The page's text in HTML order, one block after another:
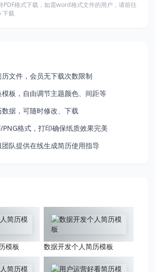
PDF格式下载，如需word格式文件的用户，请前往
下载
文件，会员无下载次数限制
板，自由调节主题颜色、间距等
据，可随时修改、下载
PNG格式，打印确保纸质效果完美
队提供在线生成简历使用指导
模板 数据开发个人简历模板